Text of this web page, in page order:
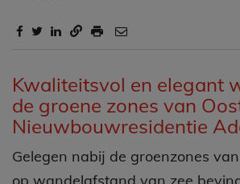
Omschrijving
Kwaliteitsvol en elegant
de groene zones van
Nieuwbouwresidentie
Gelegen nabij de groenzones
op wandelafstand van zee